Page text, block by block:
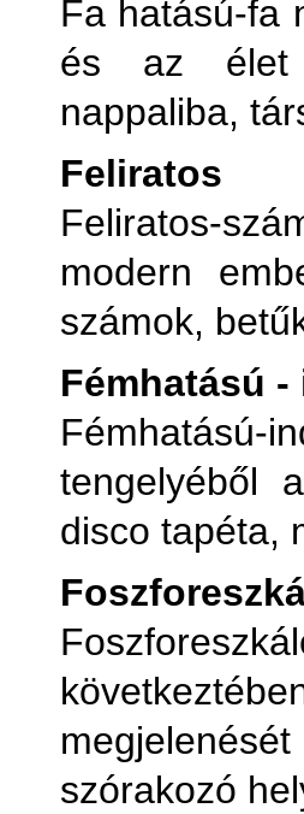
Fa hatású-fa
és az élet
nappaliba,
Feliratos
Feliratos-
modern
számok,
Fémhatású
Fémhatású-
tengelyéből
disco tapéta,
szórakozó